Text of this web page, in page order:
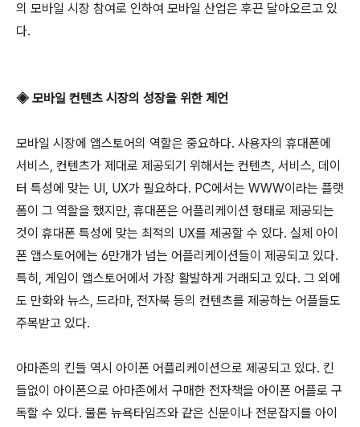
의 모바일 시장 참여로 인하여 모바일 산업은 후끈 달아오르고 있
다.
◈ 모바일 컨텐츠 시장의 성장을 위한 제언
모바일 시장에 앱스토어의 역할은 중요하다. 사용자의 휴대폰에
서비스, 컨텐츠가 제대로 제공되기 위해서는 컨텐츠, 서비스, 데이
터 특성에 맞는 UI, UX가 필요하다. PC에서는 WWW이라는 플랫
폼이 그 역할을 했지만, 휴대폰은 어플리케이션 형태로 제공되는
것이 휴대폰 특성에 맞는 최적의 UX를 제공할 수 있다. 실제 아이
폰 앱스토어에는 6만개가 넘는 어플리케이션들이 제공되고 있다.
특히, 게임이 앱스토어에서 가장 활발하게 거래되고 있다. 그 외에
도 만화와 뉴스, 드라마, 전자북 등의 컨텐츠를 제공하는 어플들도
주목받고 있다.
아마존의 킨들 역시 아이폰 어플리케이션으로 제공되고 있다. 킨
들없이 아이폰으로 아마존에서 구매한 전자책을 아이폰 어플로 구
독할 수 있다. 물론 뉴욕타임즈와 같은 신문이나 전문잡지를 아이